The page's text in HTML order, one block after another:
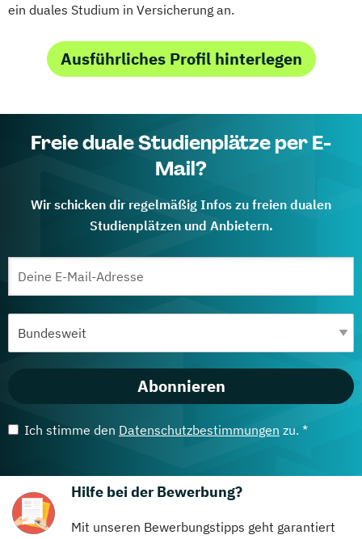
ein duales Studium in Versicherung an.
Ausführliches Profil hinterlegen
Freie duale Studienplätze per E-
Mail?
Wir schicken dir regelmäßig Infos zu freien dualen
Studienplätzen und Anbietern.
Abonnieren
Ich stimme den Datenschutzbestimmungen zu. *
Hilfe bei der Bewerbung?
Mit unseren Bewerbungstipps geht garantiert